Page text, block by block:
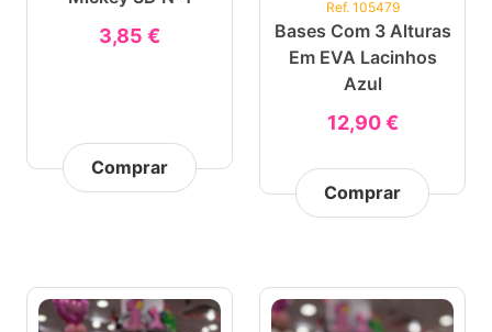
3,85 €
Comprar
Ref. 105479
Bases Com 3 Alturas
Em EVA Lacinhos
Azul
12,90 €
Comprar